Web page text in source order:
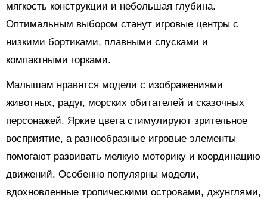
мягкость конструкции и небольшая глубина.
Оптимальным выбором станут игровые центры с
низкими бортиками, плавными спусками и
компактными горками.
Малышам нравятся модели с изображениями
животных, радуг, морских обитателей и сказочных
персонажей. Яркие цвета стимулируют зрительное
восприятие, а разнообразные игровые элементы
помогают развивать мелкую моторику и координацию
движений. Особенно популярны модели,
вдохновленные тропическими островами, джунглями,